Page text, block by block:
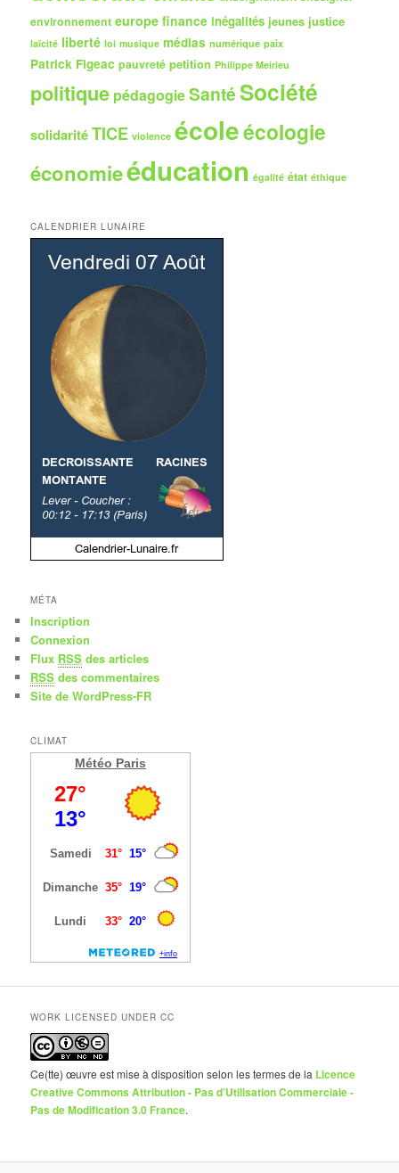
environnement europe finance inégalités jeunes justice
laïcité liberté loi musique médias numérique paix
Patrick Figeac pauvreté petition Philippe Meirieu
politique pédagogieSantéSociété
solidaritéTICE violence écoleécologie
économieéducation égalité état éthique
CALENDRIER LUNAIRE
MÉTA
Inscription
Connexion
Flux RSS des articles
RSS des commentaires
Site de WordPress-FR
CLIMAT
Météo Paris
WORK LICENSED UNDER CC
Ce(tte) œuvre est mise à disposition selon les termes de la Licence
Creative Commons Attribution - Pas d’Utilisation Commerciale -
Pas de Modification 3.0 France.